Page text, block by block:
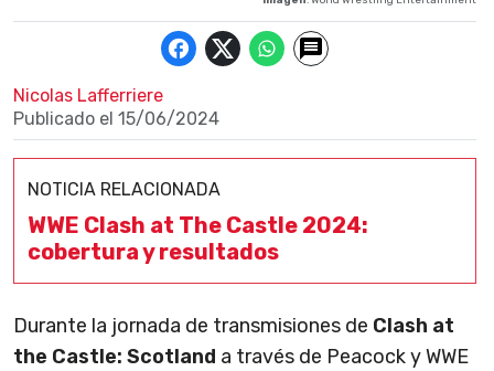
Nicolas Lafferriere
Publicado el 15/06/2024
NOTICIA RELACIONADA
WWE Clash at The Castle 2024:
cobertura y resultados
Durante la jornada de transmisiones de Clash at
the Castle: Scotland a través de Peacock y WWE